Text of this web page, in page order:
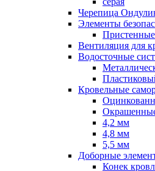
Черепица
Элементы
Вентиляция для
Водосточные
Кровельные
4,2 мм
4,8 мм
5,5 мм
Доборные
Конек